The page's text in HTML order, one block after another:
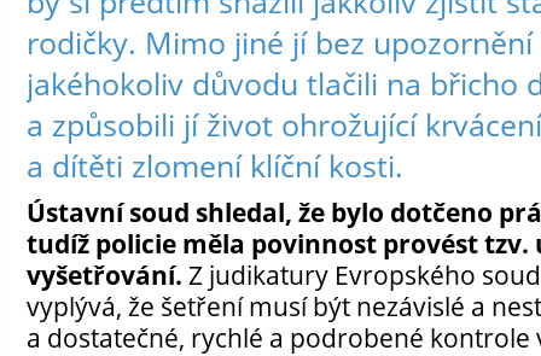
rodičky. Mimo jiné jí bez upozornění
jakéhokoliv důvodu tlačili na břicho
a způsobili jí život ohrožující
a dítěti zlomení klíční kosti.
Ústavní soud shledal, že bylo dotčeno
tudíž policie měla povinnost provést tzv.
vyšetřování. Z judikatury Evropského
vyplývá, že šetření musí být nezávislé a
a dostatečné, rychlé a podrobené kontrole